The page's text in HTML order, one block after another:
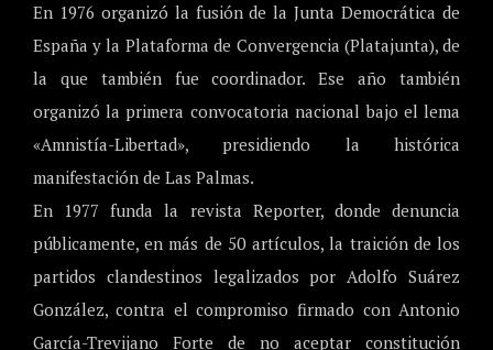
En 1976 organizó la fusión de la Junta Democrática de
España y la Plataforma de Convergencia (Platajunta), de
la que también fue coordinador. Ese año también
organizó la primera convocatoria nacional bajo el lema
«Amnistía-Libertad», presidiendo la histórica
manifestación de Las Palmas.
En 1977 funda la revista Reporter, donde denuncia
públicamente, en más de 50 artículos, la traición de los
partidos clandestinos legalizados por Adolfo Suárez
González, contra el compromiso firmado con Antonio
García-Trevijano Forte de no aceptar constitución